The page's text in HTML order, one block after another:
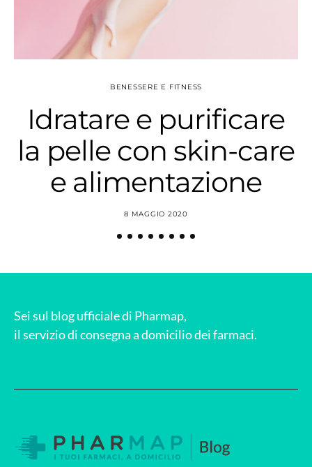
BENESSERE E FITNESS
Idratare e purificare
la pelle con skin-care
e alimentazione
8 MAGGIO 2020
Sei sul blog ufficiale di Pharmap,
il servizio di consegna a domicilio dei farmaci.